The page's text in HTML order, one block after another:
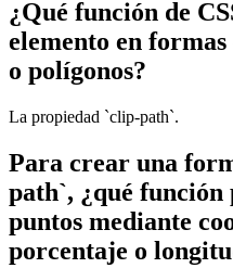
¿Qué función de
elemento en
o polígonos?
La propiedad `clip-path`.
Para crear una
path`, ¿qué
puntos mediante
porcentaje o